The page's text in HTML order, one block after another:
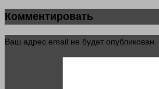
Комментировать
Ваш адрес email не будет опубликован.